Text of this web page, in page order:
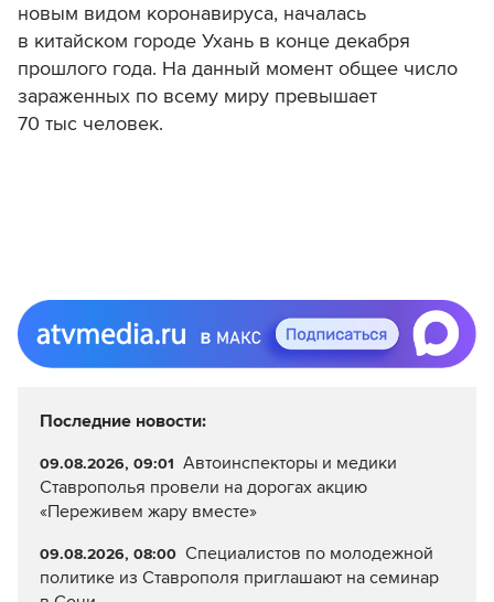
новым видом коронавируса, началась
в китайском городе Ухань в конце декабря
прошлого года. На данный момент общее число
зараженных по всему миру превышает
70 тыс человек.
Последние новости:
09.08.2026, 09:01 Автоинспекторы и медики
Ставрополья провели на дорогах акцию
«Переживем жару вместе»
09.08.2026, 08:00 Специалистов по молодежной
политике из Ставрополя приглашают на семинар